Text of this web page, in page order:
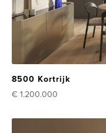
8500 Kortrijk
€ 1.200.000